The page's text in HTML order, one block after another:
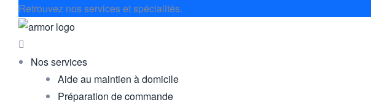
Retrouvez nos services et spécialités.
Nos services
Aide au maintien à domicile
Préparation de commande